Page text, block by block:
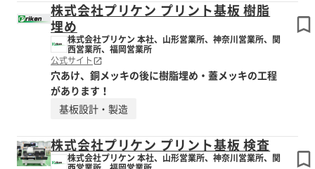
株式会社プリケン プリント基板 樹脂
埋め
株式会社プリケン 本社、山形営業所、神奈川営業所、関
西営業所、福岡営業所
公式サイト
穴あけ、銅メッキの後に樹脂埋め・蓋メッキの工程
があります！
基板設計・製造
株式会社プリケン プリント基板 検査
株式会社プリケン 本社、山形営業所、神奈川営業所、関